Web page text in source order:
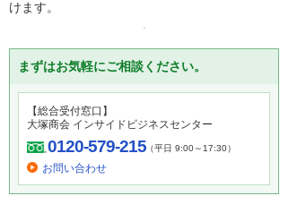
けます。
まずはお気軽にご相談ください。
【総合受付窓口】
大塚商会 インサイドビジネスセンター
0120-579-215（平日 9:00～17:30）
お問い合わせ